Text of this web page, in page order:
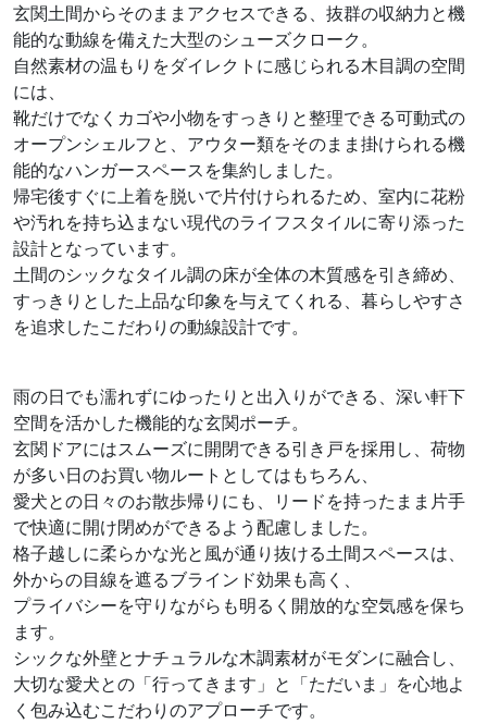
玄関土間からそのままアクセスできる、抜群の収納力と機
能的な動線を備えた大型のシューズクローク。
自然素材の温もりをダイレクトに感じられる木目調の空間
には、
靴だけでなくカゴや小物をすっきりと整理できる可動式の
オープンシェルフと、アウター類をそのまま掛けられる機
能的なハンガースペースを集約しました。
帰宅後すぐに上着を脱いで片付けられるため、室内に花粉
や汚れを持ち込まない現代のライフスタイルに寄り添った
設計となっています。
土間のシックなタイル調の床が全体の木質感を引き締め、
すっきりとした上品な印象を与えてくれる、暮らしやすさ
を追求したこだわりの動線設計です。
雨の日でも濡れずにゆったりと出入りができる、深い軒下
空間を活かした機能的な玄関ポーチ。
玄関ドアにはスムーズに開閉できる引き戸を採用し、荷物
が多い日のお買い物ルートとしてはもちろん、
愛犬との日々のお散歩帰りにも、リードを持ったまま片手
で快適に開け閉めができるよう配慮しました。
格子越しに柔らかな光と風が通り抜ける土間スペースは、
外からの目線を遮るブラインド効果も高く、
プライバシーを守りながらも明るく開放的な空気感を保ち
ます。
シックな外壁とナチュラルな木調素材がモダンに融合し、
大切な愛犬との「行ってきます」と「ただいま」を心地よ
く包み込むこだわりのアプローチです。